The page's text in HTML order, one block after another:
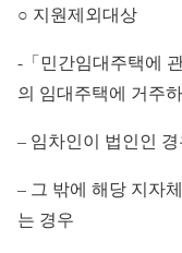
○ 지원제외대상
-「민간임대주택에
의 임대주택에 거주
– 임차인이 법인인
– 그 밖에 해당 지자
는 경우